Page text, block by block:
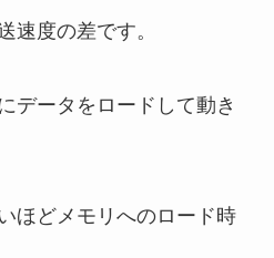
速度の差です。
データをロードして動き
ほどメモリへのロード時